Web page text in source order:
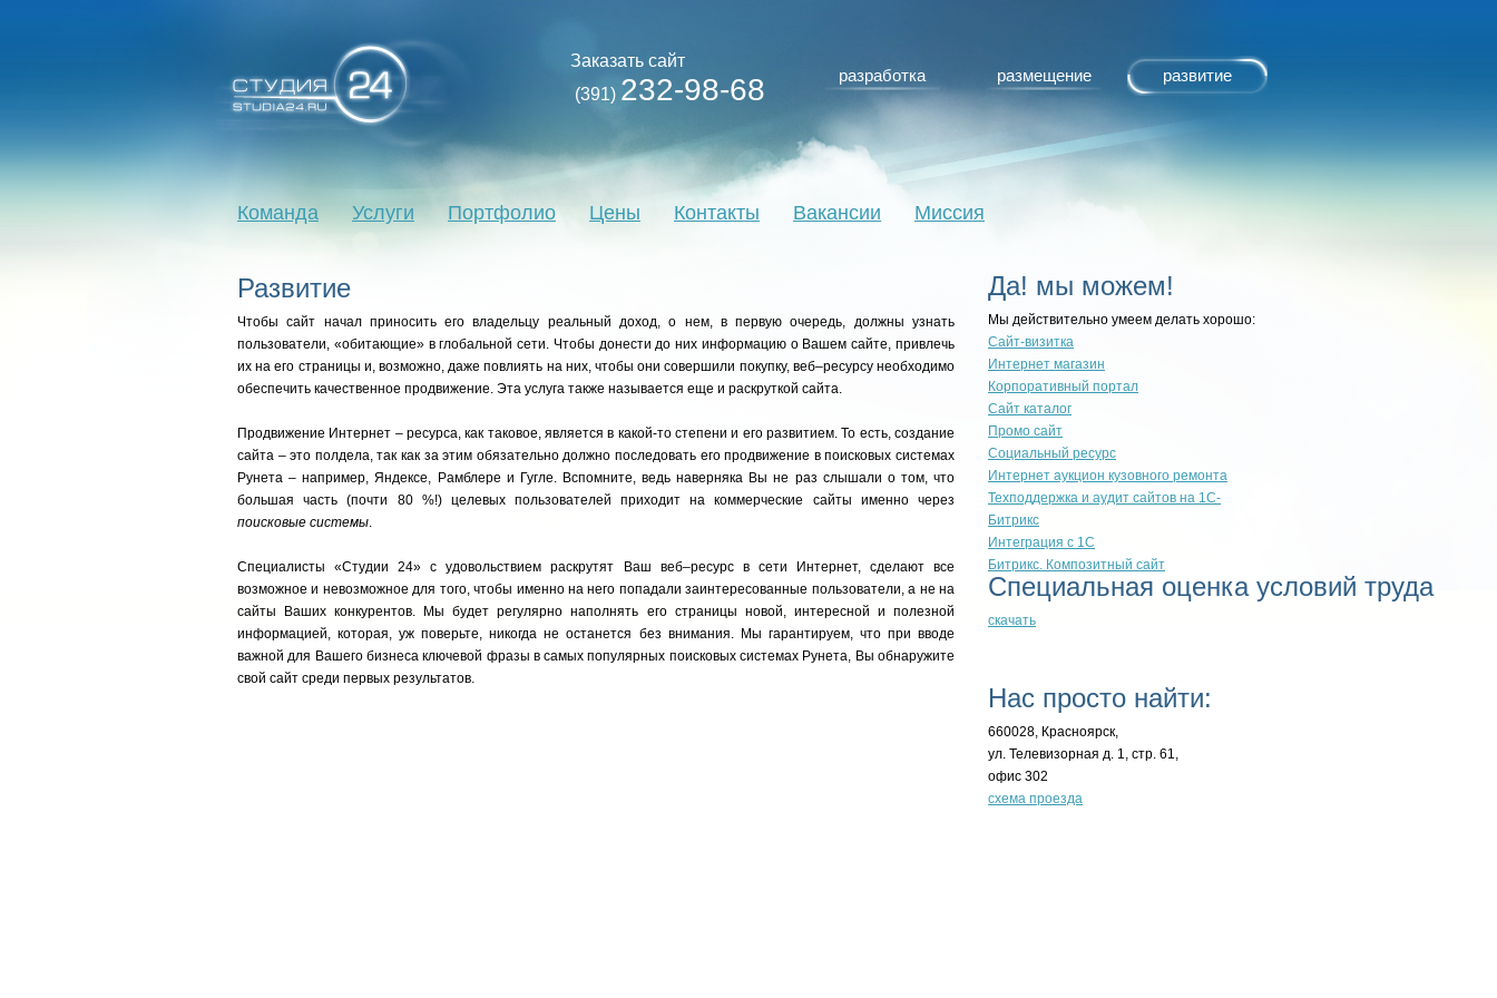
Заказать сайт
(391) 232-98-68 разработка размещение развитие
Команда Услуги Портфолио Цены Контакты Вакансии Миссия
Развитие
Чтобы сайт начал приносить его владельцу реальный доход, о нем, в первую очередь, должны узнать
пользователи, «обитающие» в глобальной сети. Чтобы донести до них информацию о Вашем сайте, привлечь
их на его страницы и, возможно, даже повлиять на них, чтобы они совершили покупку, веб–ресурсу необходимо
обеспечить качественное продвижение. Эта услуга также называется еще и раскруткой сайта.
Продвижение Интернет – ресурса, как таковое, является в какой-то степени и его развитием. То есть, создание
сайта – это полдела, так как за этим обязательно должно последовать его продвижение в поисковых системах
Рунета – например, Яндексе, Рамблере и Гугле. Вспомните, ведь наверняка Вы не раз слышали о том, что
большая часть (почти 80 %!) целевых пользователей приходит на коммерческие сайты именно через
поисковые системы.
Специалисты «Студии 24» с удовольствием раскрутят Ваш веб–ресурс в сети Интернет, сделают все
возможное и невозможное для того, чтобы именно на него попадали заинтересованные пользователи, а не на
сайты Ваших конкурентов. Мы будет регулярно наполнять его страницы новой, интересной и полезной
информацией, которая, уж поверьте, никогда не останется без внимания. Мы гарантируем, что при вводе
важной для Вашего бизнеса ключевой фразы в самых популярных поисковых системах Рунета, Вы обнаружите
свой сайт среди первых результатов.
Да! мы можем!
Мы действительно умеем делать хорошо:
Сайт-визитка
Интернет магазин
Корпоративный портал
Сайт каталог
Промо сайт
Социальный ресурс
Интернет аукцион кузовного ремонта
Техподдержка и аудит сайтов на 1С-
Битрикс
Интеграция с 1С
Битрикс. Композитный сайт
Специальная оценка условий труда
скачать
Нас просто найти:
660028, Красноярск,
ул. Телевизорная д. 1, стр. 61,
офис 302
схема проезда